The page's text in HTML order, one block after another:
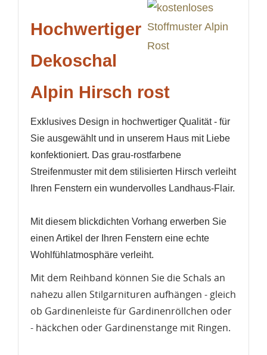
Hochwertiger
Dekoschal
Alpin Hirsch rost
Exklusives Design in hochwertiger Qualität - für
Sie ausgewählt und in unserem Haus mit Liebe
konfektioniert. Das grau-rostfarbene
Streifenmuster mit dem stilisierten Hirsch verleiht
Ihren Fenstern ein wundervolles Landhaus-Flair.
Mit diesem blickdichten Vorhang erwerben Sie
einen Artikel der Ihren Fenstern eine echte
Wohlfühlatmosphäre verleiht.
Mit dem Reihband können Sie die Schals an
nahezu allen Stilgarnituren aufhängen - gleich
ob Gardinenleiste für Gardinenröllchen oder
- häckchen oder Gardinenstange mit Ringen.
WUNSCHLISTE ERSTELLEN